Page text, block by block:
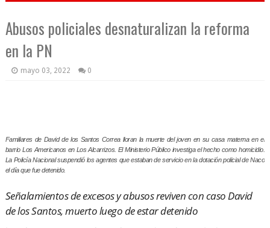
Abusos policiales desnaturalizan la reforma
en la PN
mayo 03, 2022 0
Familiares de David de los Santos Correa lloran la muerte del joven en su casa materna en el
barrio Los Americanos en Los Alcarrizos. El Ministerio Público investiga el hecho como homicidio.
La Policía Nacional suspendió los agentes que estaban de servicio en la dotación policial de Naco
el día que fue detenido.
Señalamientos de excesos y abusos reviven con caso David
de los Santos, muerto luego de estar detenido